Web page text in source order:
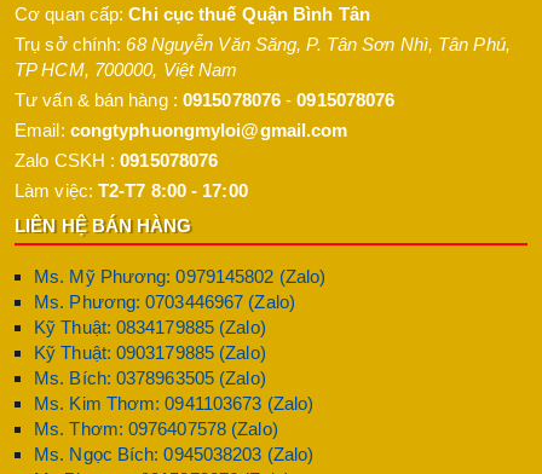
Cơ quan cấp:Chi cục thuế Quận Bình Tân
Trụ sở chính:68 Nguyễn Văn Săng, P. Tân Sơn Nhì, Tân Phú,
TP HCM, 700000, Việt Nam
Tư vấn & bán hàng : 0915078076 -0915078076
Email: congtyphuongmyloi@gmail.com
Zalo CSKH :0915078076
Làm việc: T2-T7 8:00 - 17:00
LIÊN HỆ BÁN HÀNG
Ms. Mỹ Phương: 0979145802 (Zalo)
Ms. Phương: 0703446967 (Zalo)
Kỹ Thuật: 0834179885 (Zalo)
Kỹ Thuật: 0903179885 (Zalo)
Ms. Bích: 0378963505 (Zalo)
Ms. Kim Thơm: 0941103673 (Zalo)
Ms. Thơm: 0976407578 (Zalo)
Ms. Ngọc Bích: 0945038203 (Zalo)